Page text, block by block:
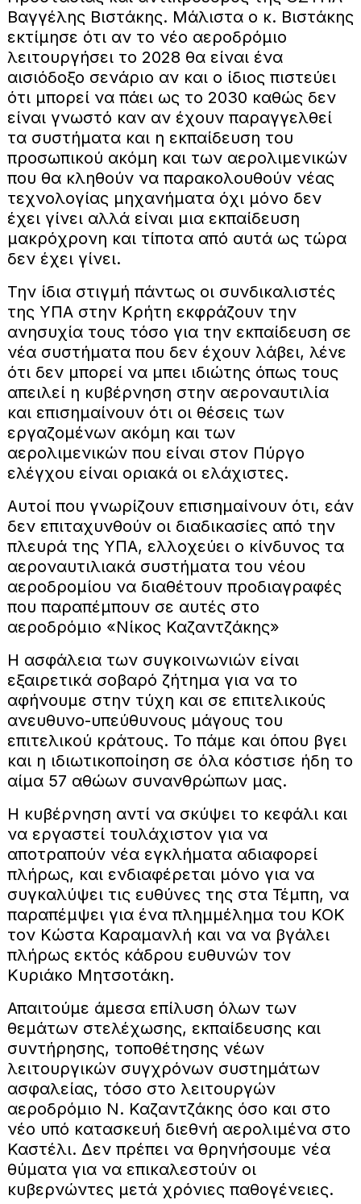
Βαγγέλης Βιστάκης. Μάλιστα ο κ. Βιστάκης
εκτίμησε ότι αν το νέο αεροδρόμιο
λειτουργήσει το 2028 θα είναι ένα
αισιόδοξο σενάριο αν και ο ίδιος πιστεύει
ότι μπορεί να πάει ως το 2030 καθώς δεν
είναι γνωστό καν αν έχουν παραγγελθεί
τα συστήματα και η εκπαίδευση του
προσωπικού ακόμη και των αερολιμενικών
που θα κληθούν να παρακολουθούν νέας
τεχνολογίας μηχανήματα όχι μόνο δεν
έχει γίνει αλλά είναι μια εκπαίδευση
μακρόχρονη και τίποτα από αυτά ως τώρα
δεν έχει γίνει.
Την ίδια στιγμή πάντως οι συνδικαλιστές
της ΥΠΑ στην Κρήτη εκφράζουν την
ανησυχία τους τόσο για την εκπαίδευση σε
νέα συστήματα που δεν έχουν λάβει, λένε
ότι δεν μπορεί να μπει ιδιώτης όπως τους
απειλεί η κυβέρνηση στην αεροναυτιλία
και επισημαίνουν ότι οι θέσεις των
εργαζομένων ακόμη και των
αερολιμενικών που είναι στον Πύργο
ελέγχου είναι οριακά οι ελάχιστες.
Αυτοί που γνωρίζουν επισημαίνουν ότι, εάν
δεν επιταχυνθούν οι διαδικασίες από την
πλευρά της ΥΠΑ, ελλοχεύει ο κίνδυνος τα
αεροναυτιλιακά συστήματα του νέου
αεροδρομίου να διαθέτουν προδιαγραφές
που παραπέμπουν σε αυτές στο
αεροδρόμιο «Νίκος Καζαντζάκης»
Η ασφάλεια των συγκοινωνιών είναι
εξαιρετικά σοβαρό ζήτημα για να το
αφήνουμε στην τύχη και σε επιτελικούς
ανευθυνο-υπεύθυνους μάγους του
επιτελικού κράτους. Το πάμε και όπου βγει
και η ιδιωτικοποίηση σε όλα κόστισε ήδη το
αίμα 57 αθώων συνανθρώπων μας.
Η κυβέρνηση αντί να σκύψει το κεφάλι και
να εργαστεί τουλάχιστον για να
αποτραπούν νέα εγκλήματα αδιαφορεί
πλήρως, και ενδιαφέρεται μόνο για να
συγκαλύψει τις ευθύνες της στα Τέμπη, να
παραπέμψει για ένα πλημμέλημα του ΚΟΚ
τον Κώστα Καραμανλή και να να βγάλει
πλήρως εκτός κάδρου ευθυνών τον
Κυριάκο Μητσοτάκη.
Απαιτούμε άμεσα επίλυση όλων των
θεμάτων στελέχωσης, εκπαίδευσης και
συντήρησης, τοποθέτησης νέων
λειτουργικών συγχρόνων συστημάτων
ασφαλείας, τόσο στο λειτουργών
αεροδρόμιο Ν. Καζαντζάκης όσο και στο
νέο υπό κατασκευή διεθνή αερολιμένα στο
Καστέλι. Δεν πρέπει να θρηνήσουμε νέα
θύματα για να επικαλεστούν οι
κυβερνώντες μετά χρόνιες παθογένειες.